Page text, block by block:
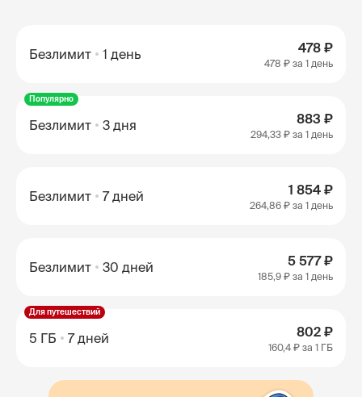
Безлимит 1 день 478 ₽
478 ₽ за 1 день
Популярно
Безлимит 3 дня 883 ₽
294,33 ₽ за 1 день
Безлимит 7 дней 1 854 ₽
264,86 ₽ за 1 день
Безлимит 30 дней 5 577 ₽
185,9 ₽ за 1 день
Для путешествий
5 ГБ 7 дней 802 ₽
160,4 ₽ за 1 ГБ